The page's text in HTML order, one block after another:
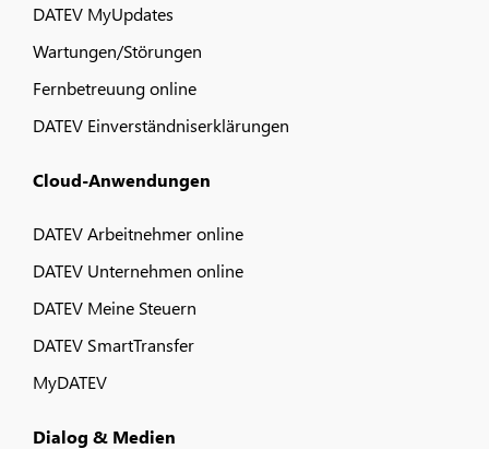
DATEV MyUpdates
Wartungen/Störungen
Fernbetreuung online
DATEV Einverständniserklärungen
Cloud-Anwendungen
DATEV Arbeitnehmer online
DATEV Unternehmen online
DATEV Meine Steuern
DATEV SmartTransfer
MyDATEV
Dialog & Medien